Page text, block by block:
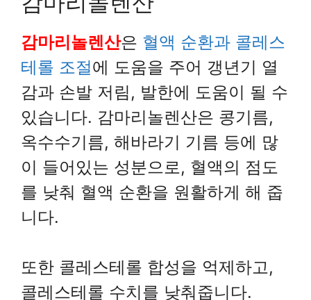
감마리놀렌산은 혈액 순환과 콜레스
테롤 조절에 도움을 주어 갱년기 열
감과 손발 저림, 발한에 도움이 될 수
있습니다. 감마리놀렌산은 콩기름,
옥수수기름, 해바라기 기름 등에 많
이 들어있는 성분으로, 혈액의 점도
를 낮춰 혈액 순환을 원활하게 해 줍
니다.
또한 콜레스테롤 합성을 억제하고,
콜레스테롤 수치를 낮춰줍니다.